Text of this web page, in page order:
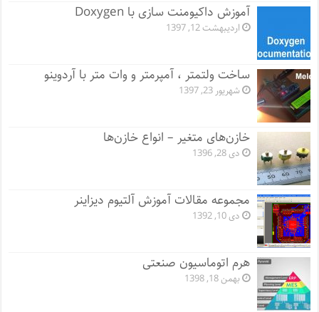
آموزش داکیومنت سازی با Doxygen
اردیبهشت 12, 1397
ساخت ولتمتر ، آمپرمتر و وات متر با آردوینو
شهریور 23, 1397
خازن‌های متغیر – انواع خازن‌ها
دی 28, 1396
مجموعه مقالات آموزش آلتیوم دیزاینر
دی 10, 1392
هرم اتوماسیون صنعتی
بهمن 18, 1398